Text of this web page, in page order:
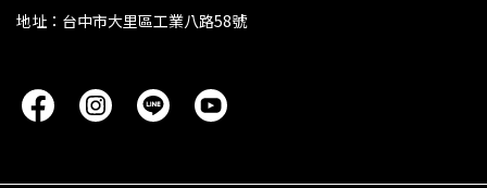
地址：台中市大里區工業八路58號